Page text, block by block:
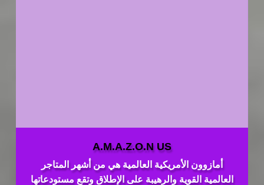
A.M.A.Z.O.N US
أمازوون الأمريكية العالمية هي من أشهر المتاجر
العالمية القوية والرهيبة على الإطلاق وتقع مستودعاتها